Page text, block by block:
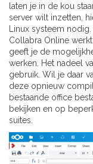
laten je in de kou
server wilt inzetten,
Linux systeem
Collabra Online
geeft je de
werken. Het nadeel
gebruik. Wil je daar
deze opnieuw
bestaande office
bekijken en op
suites.